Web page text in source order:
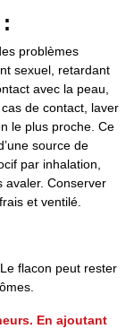
problèmes
sexuel, retardant
avec la peau,
de contact, laver
le plus proche. Ce
source de
par inhalation,
avaler. Conserver
et ventilé.
flacon peut rester
En ajoutant